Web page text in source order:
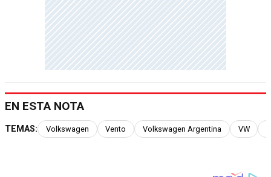
EN ESTA NOTA
TEMAS: Volkswagen Vento Volkswagen Argentina VW